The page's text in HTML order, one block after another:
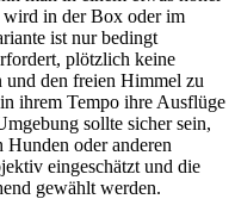
wird in der Box oder im
ist nur bedingt
plötzlich keine
und den freien Himmel zu
ihrem Tempo ihre Ausflüge
sollte sicher sein,
oder anderen
eingeschätzt und die
gewählt werden.